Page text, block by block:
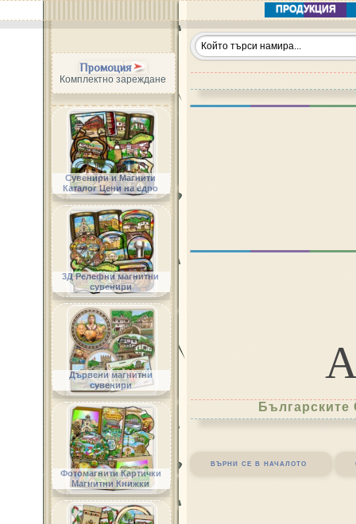
ПРОДУКЦИЯ
върни се в началото
Промоция
Комплектно зареждане
Сувенири и Магнити
Каталог Цени на едро
3Д Релефни магнитни
сувенири
Дървени магнитни
сувенири
Фотомагнити Картички
Магнитни Книжки